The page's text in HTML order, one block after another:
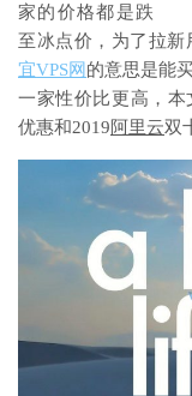
家的价格都是跌
至冰点价，为了拉
宜VPS网 的意思是能
一家性价比更高，本
优惠和2019阿里云双